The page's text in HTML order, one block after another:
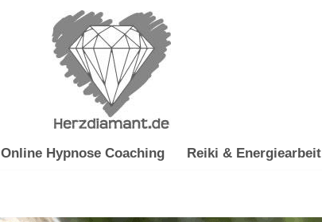
Online Hypnose Coaching Reiki & Energiearbeit